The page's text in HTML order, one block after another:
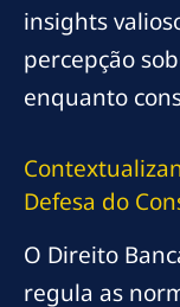
insights
percepção
enquanto
Defesa do
O Direito
regula as